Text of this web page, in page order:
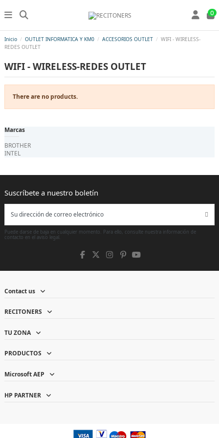
0
Inicio OUTLET INFORMATICA Y KM0 ACCESORIOS OUTLET
WIFI - WIRELESS-
REDES OUTLET
WIFI - WIRELESS-REDES OUTLET
There are no products.
Marcas
BROTHER
INTEL
Puede darse de baja en cualquier momento. Para ello, consulte nuestra información de
contacto en el aviso legal.
Contact us
RECITONERS
TU ZONA
PRODUCTOS
Microsoft AEP
HP PARTNER